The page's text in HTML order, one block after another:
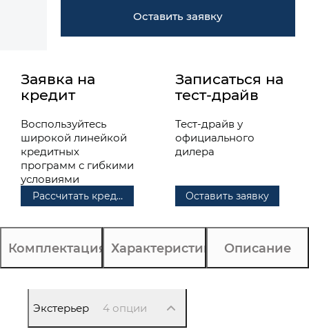
Оставить заявку
Заявка на
кредит
Воспользуйтесь
широкой линейкой
кредитных
программ с гибкими
условиями
Рассчитать кредит
Записаться на
тест-драйв
Тест-драйв у
официального
дилера
Оставить заявку
Комплектация Характеристики Описание
Экстерьер 4 опции